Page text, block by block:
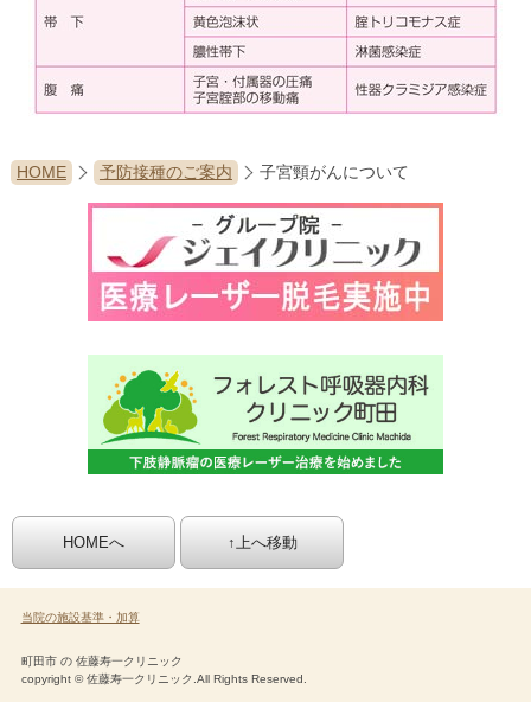
HOME 予防接種のご案内 子宮頸がんについて
HOMEへ ↑上へ移動
当院の施設基準・加算
町田市 の 佐藤寿一クリニック
copyright © 佐藤寿一クリニック.All Rights Reserved.